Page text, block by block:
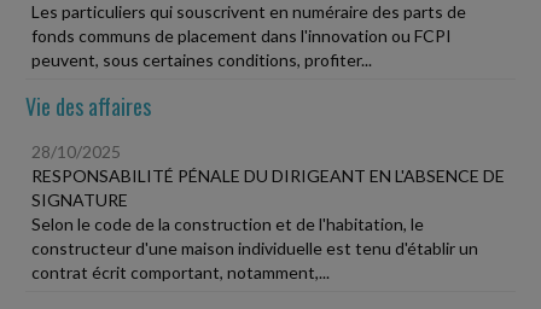
Les particuliers qui souscrivent en numéraire des parts de
fonds communs de placement dans l'innovation ou FCPI
peuvent, sous certaines conditions, profiter...
Vie des affaires
28/10/2025
RESPONSABILITÉ PÉNALE DU DIRIGEANT EN L'ABSENCE DE
SIGNATURE
Selon le code de la construction et de l'habitation, le
constructeur d'une maison individuelle est tenu d'établir un
contrat écrit comportant, notamment,...